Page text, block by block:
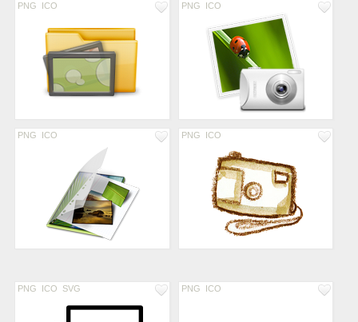
PNG ICO PNG ICO
PNG ICO PNG ICO
PNG ICO SVG PNG ICO